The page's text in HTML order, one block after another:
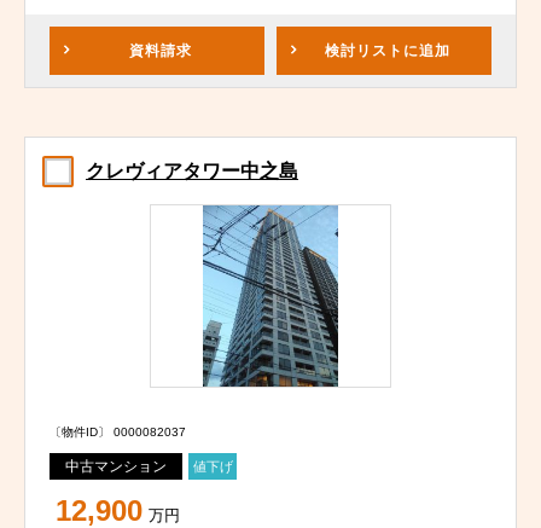
資料請求 検討リスト に追加
クレヴィアタワー中之島
〔物件ID〕 0000082037
中古マンション 値下げ
12,900 万円